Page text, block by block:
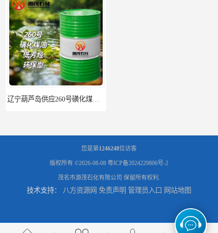
您是第1246248位访客
版权所有 ©2026-08-08 粤ICP备2024229806号-2
茂名市源茂石化有限公司 保留所有权利.
技术支持： 八方资源网 免责声明 管理员入口 网站地图